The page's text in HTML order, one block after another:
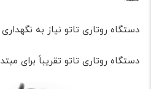
دستگاه روتاری تاتو نیاز به
دستگاه روتاری تاتو تقریباً برای